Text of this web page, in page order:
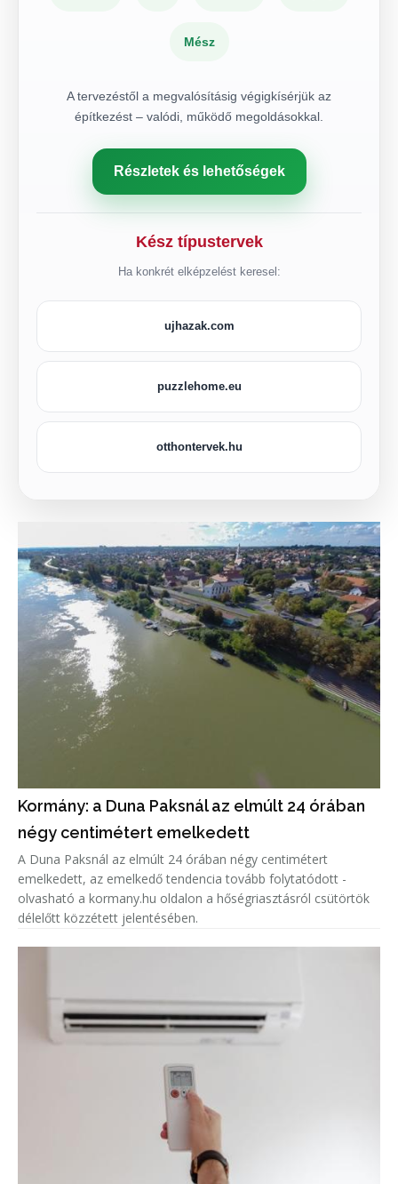
Mész
A tervezéstől a megvalósításig végigkísérjük az
építkezést – valódi, működő megoldásokkal.
Részletek és lehetőségek
Kész típustervek
Ha konkrét elképzelést keresel:
ujhazak.com
puzzlehome.eu
otthontervek.hu
Kormány: a Duna Paksnál az elmúlt 24 órában
négy centimétert emelkedett
A Duna Paksnál az elmúlt 24 órában négy centimétert
emelkedett, az emelkedő tendencia tovább folytatódott -
olvasható a kormany.hu oldalon a hőségriasztásról csütörtök
délelőtt közzétett jelentésében.